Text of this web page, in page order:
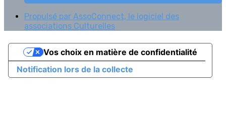
Propulsé par AssoConnect, le logiciel des
associations Culturelles
Notification lors de la collecte
Vos choix en matière de confidentialité